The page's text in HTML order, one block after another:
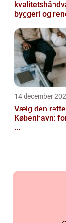
byggeri og
14 december
Vælg den
København:
...